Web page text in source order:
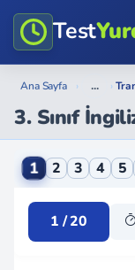
Test
Ana Sayfa › ... ›
3. Sınıf
3. Sınıf
1 2 3 4 5
1 / 20